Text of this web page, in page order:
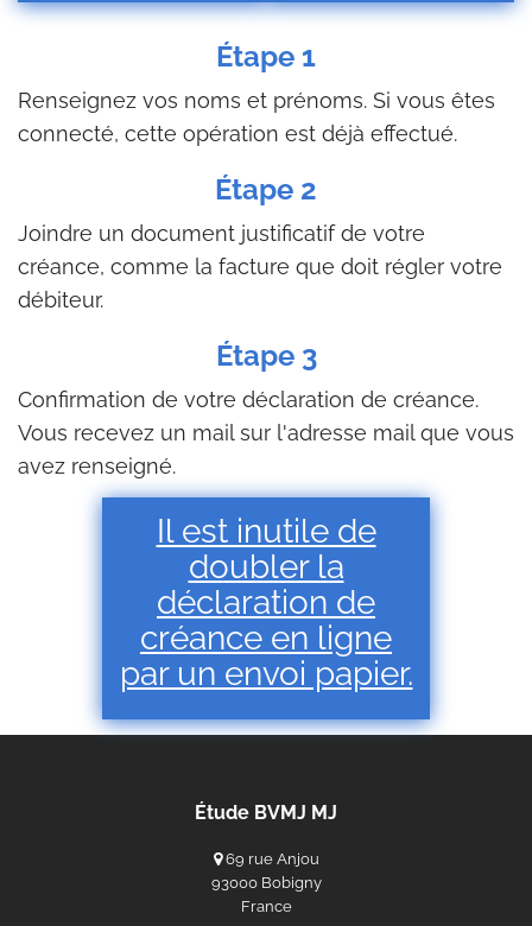
Étape 1
Renseignez vos noms et prénoms. Si vous êtes
connecté, cette opération est déjà effectué.
Étape 2
Joindre un document justificatif de votre
créance, comme la facture que doit régler votre
débiteur.
Étape 3
Confirmation de votre déclaration de créance.
Vous recevez un mail sur l'adresse mail que vous
avez renseigné.
Il est inutile de
doubler la
déclaration de
créance en ligne
par un envoi papier.
Étude BVMJ MJ
69 rue Anjou
93000 Bobigny
France